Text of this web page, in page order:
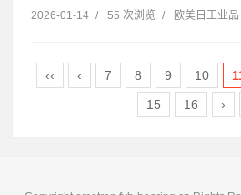
2026-01-14 / 55 次浏览 / 欧美日工业品
‹‹ ‹ 7 8 9 10
15
16 ›